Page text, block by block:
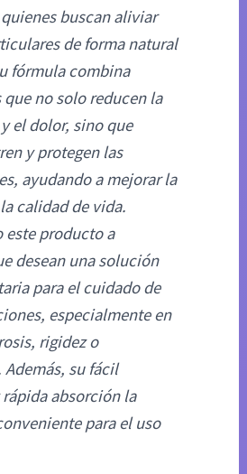
buscan aliviar
de forma natural
fórmula combina
no solo reducen la
el dolor, sino que
y protegen las
ayudando a mejorar la
calidad de vida.
este producto a
desean una solución
para el cuidado de
especialmente en
rigidez o
su fácil
absorción la
para el uso